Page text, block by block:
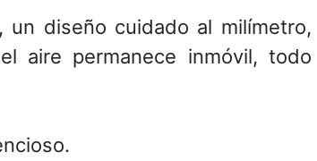
un diseño cuidado al milímetro,
aire permanece inmóvil, todo